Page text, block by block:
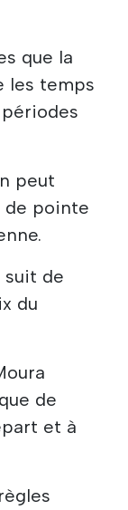
que la
les temps
peut
de pointe
suit de
du
de
et à